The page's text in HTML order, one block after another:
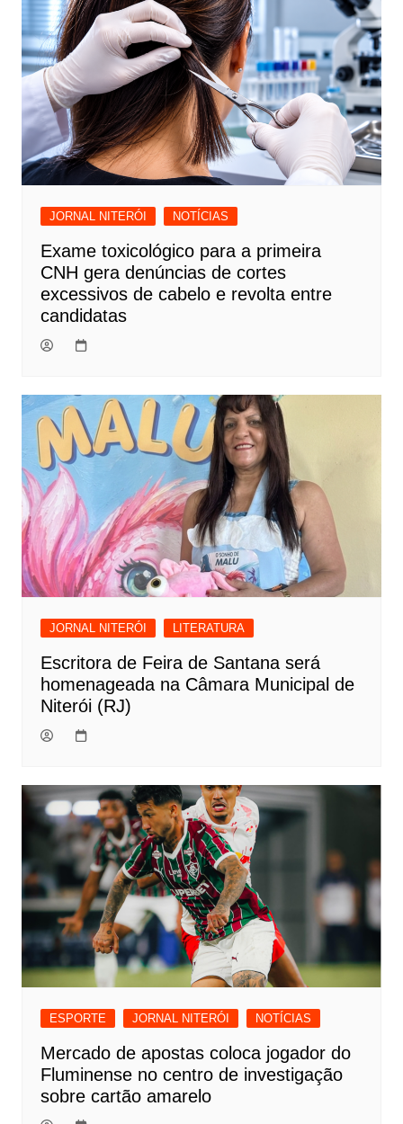
JORNAL NITERÓI NOTÍCIAS
Exame toxicológico para a primeira
CNH gera denúncias de cortes
excessivos de cabelo e revolta entre
candidatas
JORNAL NITERÓI LITERATURA
Escritora de Feira de Santana será
homenageada na Câmara Municipal de
Niterói (RJ)
ESPORTE JORNAL NITERÓI NOTÍCIAS
Mercado de apostas coloca jogador do
Fluminense no centro de investigação
sobre cartão amarelo